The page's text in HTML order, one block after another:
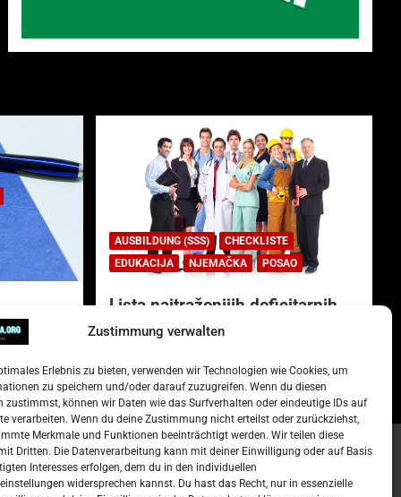
Zustimmung verwalten
Erlebnis zu bieten, verwenden wir Technologien wie Cookies, um
zu speichern und/oder darauf zuzugreifen. Wenn du diesen
zustimmst, können wir Daten wie das Surfverhalten oder eindeutige IDs auf
verarbeiten. Wenn du deine Zustimmung nicht erteilst oder zurückziehst,
Merkmale und Funktionen beeinträchtigt werden. Wir teilen diese
Dritten. Die Datenverarbeitung kann mit deiner Einwilligung oder auf Basis
Interesses erfolgen, dem du in den individuellen
widersprechen kannst. Du hast das Recht, nur in essenzielle
AUSBILDUNG (SSS)
CHECKLISTE
EDUKACIJA
NJEMAČKA POSAO
Lista najtraženijih deficitarnih
zanimanja u Njemačkoj.
–
Kalendar